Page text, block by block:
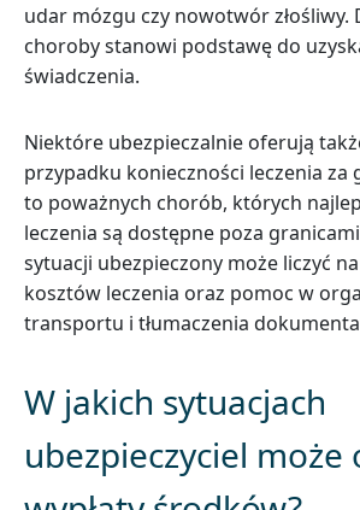
udar mózgu czy nowotwór złośliwy.
choroby stanowi podstawę do
świadczenia.
Niektóre ubezpieczalnie oferują
przypadku konieczności leczenia za
to poważnych chorób, których
leczenia są dostępne poza
sytuacji ubezpieczony może liczyć
kosztów leczenia oraz pomoc w
transportu i tłumaczenia
W jakich sytuacjach
ubezpieczyciel może